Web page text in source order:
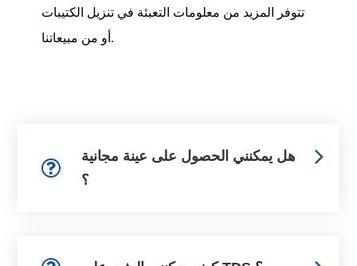
تتوفر المزيد من معلومات التعبئة في تنزيل الكتيبات
أو من مبيعاتنا.
هل يمكنني الحصول على عينة مجانية
؟